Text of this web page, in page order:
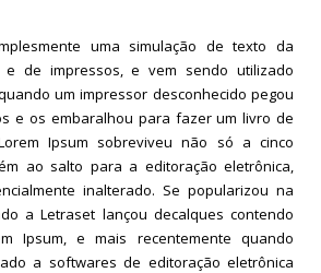
uma simulação de texto da
e de impressos, e vem sendo utilizado
um impressor desconhecido pegou
e os embaralhou para fazer um livro de
Ipsum sobreviveu não só a cinco
ao salto para a editoração eletrônica,
inalterado. Se popularizou na
a Letraset lançou decalques contendo
Ipsum, e mais recentemente quando
a softwares de editoração eletrônica